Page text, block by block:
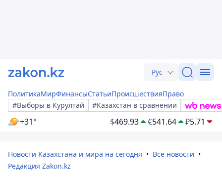
Рус
ПолитикаМирФинансыСтатьиПроисшествияПраво
#Выборы в Курултай
#Казахстан в сравнении
+31° $469.93 €541.64 ₽5.71
Новости Казахстана и мира на сегодня
Все новости
Редакция Zakon.kz